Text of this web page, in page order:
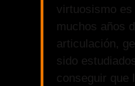
virtuosismo
muchos años
articulación,
sido
conseguir que